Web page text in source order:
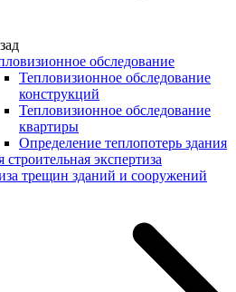
обследование
Тепловизионное обследование
конструкций
Тепловизионное обследование
квартиры
Определение теплопотерь здания
строительная экспертиза
трещин зданий и сооружений